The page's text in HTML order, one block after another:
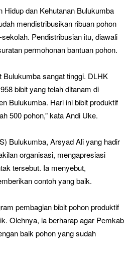
Hidup dan Kehutanan Bulukumba
mendistribusikan ribuan pohon
Pendistribusian itu, diawali
permohonan bantuan pohon.
Bulukumba sangat tinggi. DLHK
bibit yang telah ditanam di
Bulukumba. Hari ini bibit produktif
500 pohon,” kata Andi Uke.
Bulukumba, Arsyad Ali yang hadir
organisasi, mengapresiasi
tersebut. Ia menyebut,
contoh yang baik.
pembagian bibit pohon produktif
Olehnya, ia berharap agar Pemkab
baik pohon yang sudah